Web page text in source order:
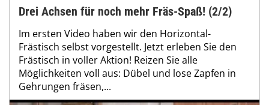
Drei Achsen für noch mehr Fräs-Spaß! (2/2)
Im ersten Video haben wir den Horizontal-
Frästisch selbst vorgestellt. Jetzt erleben Sie den
Frästisch in voller Aktion! Reizen Sie alle
Möglichkeiten voll aus: Dübel und lose Zapfen in
Gehrungen fräsen,...